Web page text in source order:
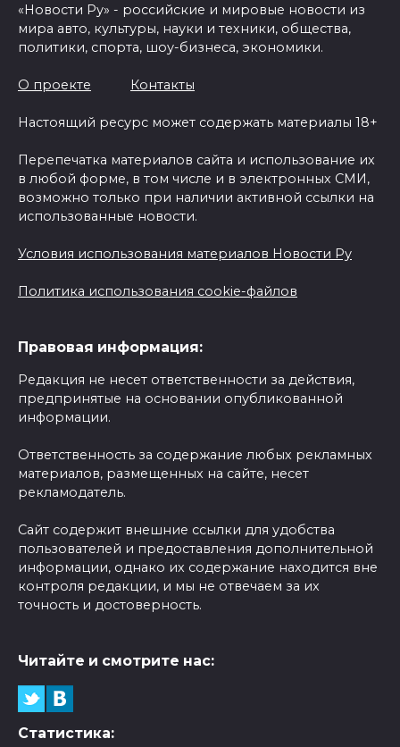
«Новости Ру» - российские и мировые новости из
мира авто, культуры, науки и техники, общества,
политики, спорта, шоу-бизнеса, экономики.
О проекте Контакты
Настоящий ресурс может содержать материалы 18+
Перепечатка материалов сайта и использование их
в любой форме, в том числе и в электронных СМИ,
возможно только при наличии активной ссылки на
использованные новости.
Условия использования материалов Новости Ру
Политика использования cookie-файлов
Правовая информация:
Редакция не несет ответственности за действия,
предпринятые на основании опубликованной
информации.
Ответственность за содержание любых рекламных
материалов, размещенных на сайте, несет
рекламодатель.
Сайт содержит внешние ссылки для удобства
пользователей и предоставления дополнительной
информации, однако их содержание находится вне
контроля редакции, и мы не отвечаем за их
точность и достоверность.
Читайте и смотрите нас:
Статистика: